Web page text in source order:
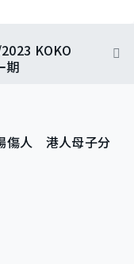
KOKO
期
傷人 港人母子分